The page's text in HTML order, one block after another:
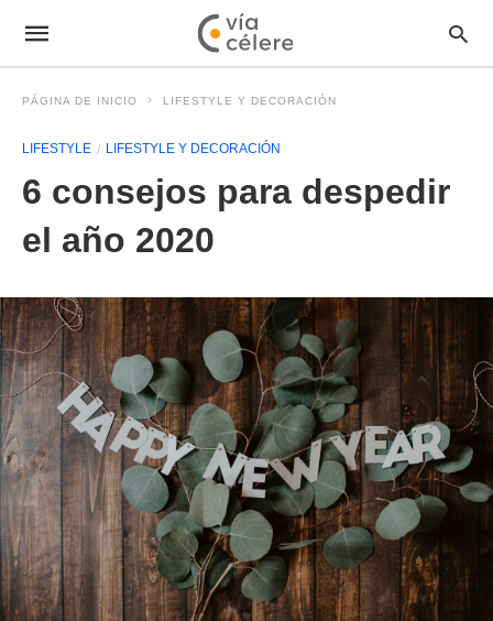
PÁGINA DE INICIO LIFESTYLE Y DECORACIÓN
LIFESTYLE LIFESTYLE Y DECORACIÓN
6 consejos para despedir
el año 2020